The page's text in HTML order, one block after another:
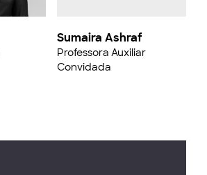
Sumaira Ashraf
Professora Auxiliar
Convidada